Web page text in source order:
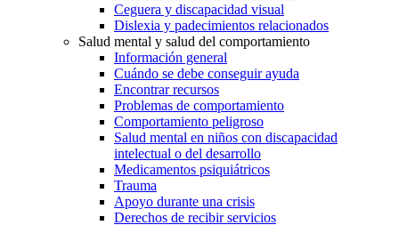
Ceguera y discapacidad visual
Dislexia y padecimientos relacionados
Salud mental y salud del comportamiento
Información general
Cuándo se debe conseguir ayuda
Encontrar recursos
Problemas de comportamiento
Comportamiento peligroso
Salud mental en niños con discapacidad
intelectual o del desarrollo
Medicamentos psiquiátricos
Trauma
Apoyo durante una crisis
Derechos de recibir servicios